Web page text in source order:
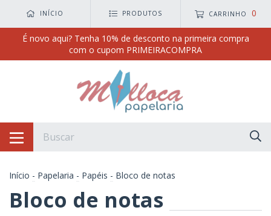
INÍCIO PRODUTOS CARRINHO 0
É novo aqui? Tenha 10% de desconto na primeira compra
com o cupom PRIMEIRACOMPRA
Início - Papelaria - Papéis - Bloco de notas
Bloco de notas